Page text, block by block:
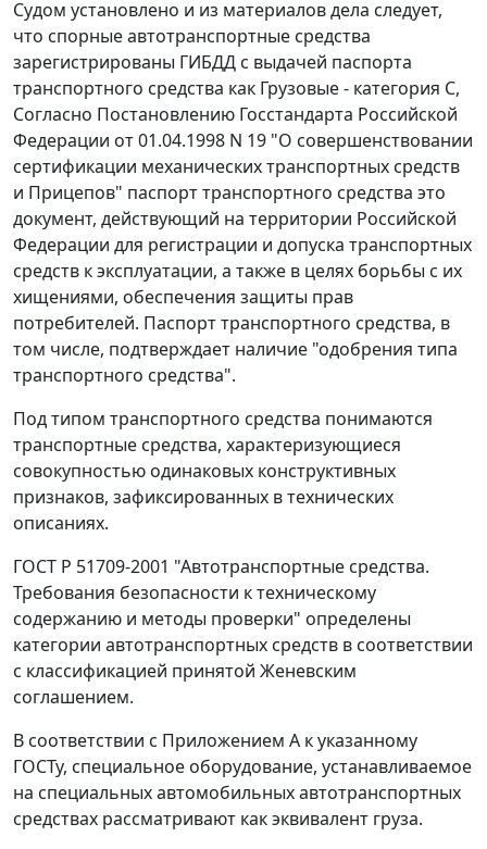
Судом установлено и из материалов дела следует,
что спорные автотранспортные средства
зарегистрированы ГИБДД с выдачей паспорта
транспортного средства как Грузовые - категория С,
Согласно Постановлению Госстандарта Российской
Федерации от 01.04.1998 N 19 "О совершенствовании
сертификации механических транспортных средств
и Прицепов" паспорт транспортного средства это
документ, действующий на территории Российской
Федерации для регистрации и допуска транспортных
средств к эксплуатации, а также в целях борьбы с их
хищениями, обеспечения защиты прав
потребителей. Паспорт транспортного средства, в
том числе, подтверждает наличие "одобрения типа
транспортного средства".
Под типом транспортного средства понимаются
транспортные средства, характеризующиеся
совокупностью одинаковых конструктивных
признаков, зафиксированных в технических
описаниях.
ГОСТ Р 51709-2001 "Автотранспортные средства.
Требования безопасности к техническому
содержанию и методы проверки" определены
категории автотранспортных средств в соответствии
с классификацией принятой Женевским
соглашением.
В соответствии с Приложением А к указанному
ГОСТу, специальное оборудование, устанавливаемое
на специальных автомобильных автотранспортных
средствах рассматривают как эквивалент груза.